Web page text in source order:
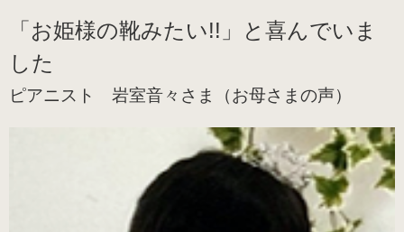
「お姫様の靴みたい!!」と喜んでいま
した
ピアニスト 岩室音々さま（お母さまの声）